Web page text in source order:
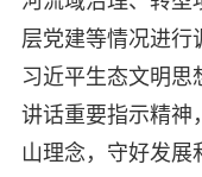
层党建等情况进行
习近平生态文明思
讲话重要指示精神
山理念，守好发展